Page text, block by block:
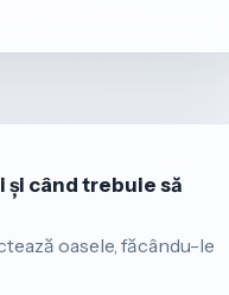
și când trebuie să
oasele, făcându-le